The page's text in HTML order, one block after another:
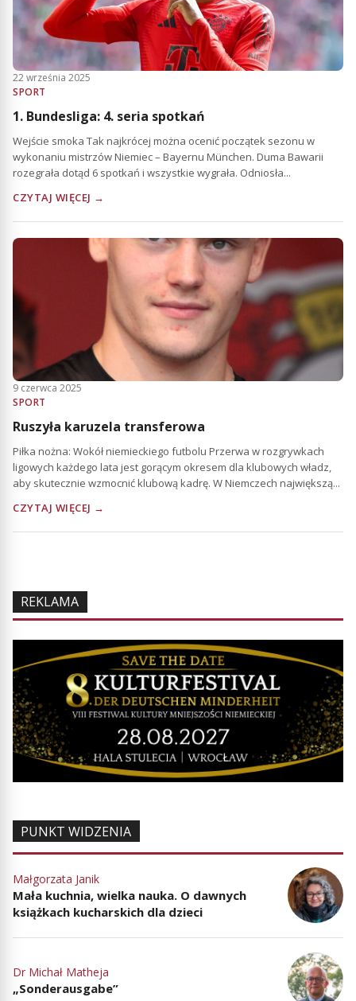
22 września 2025
SPORT
1. Bundesliga: 4. seria spotkań
Wejście smoka Tak najkrócej można ocenić początek sezonu w
wykonaniu mistrzów Niemiec – Bayernu München. Duma Bawarii
rozegrała dotąd 6 spotkań i wszystkie wygrała. Odniosła...
CZYTAJ WIĘCEJ →
9 czerwca 2025
SPORT
Ruszyła karuzela transferowa
Piłka nożna: Wokół niemieckiego futbolu Przerwa w rozgrywkach
ligowych każdego lata jest gorącym okresem dla klubowych władz,
aby skutecznie wzmocnić klubową kadrę. W Niemczech największą...
CZYTAJ WIĘCEJ →
REKLAMA
PUNKT WIDZENIA
Małgorzata Janik
Mała kuchnia, wielka nauka. O dawnych
książkach kucharskich dla dzieci
Dr Michał Matheja
„Sonderausgabe”